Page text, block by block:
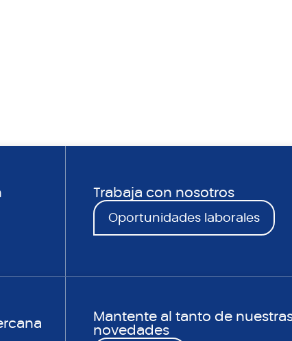
Trabaja con nosotros
Oportunidades laborales
Mantente al tanto de
novedades